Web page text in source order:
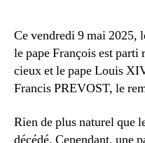
Ce vendredi 9 mai 2025,
le pape François est parti
cieux et le pape Louis
Francis PREVOST, le
Rien de plus naturel que
décédé. Cependant, une